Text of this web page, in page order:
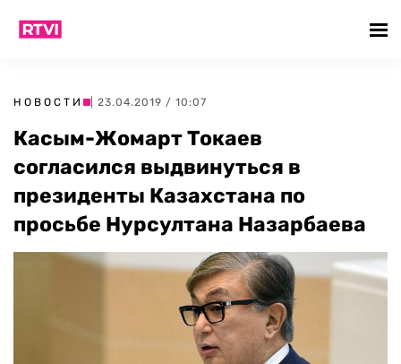
НОВОСТИ | 23.04.2019 / 10:07
Касым-Жомарт Токаев
согласился выдвинуться в
президенты Казахстана по
просьбе Нурсултана Назарбаева